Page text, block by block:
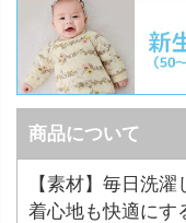
商品について
【素材】毎日洗
着心地も快適にす